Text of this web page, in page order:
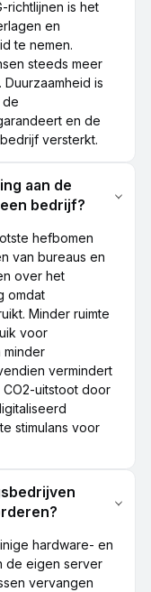
richtlijnen is het
en
te nemen.
steeds meer
is
de
en de
versterkt.
aan de
bedrijf?
hefbomen
van bureaus en
over het
omdat
Minder ruimte
voor
minder
vermindert
uitstoot door
stimulans voor
hardware- en
de eigen server
vervangen